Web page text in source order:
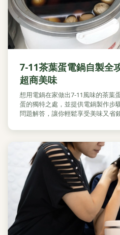
7-11茶葉蛋電鍋自製全
超商美味
想用電鍋在家做出7-11風味的茶葉
蛋的獨特之處，並提供電鍋製作步
問題解答，讓你輕鬆享受美味又省